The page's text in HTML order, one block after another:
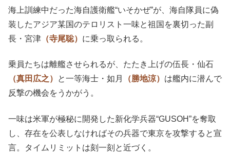
海上訓練中だった海自護衛艦“いそかぜ”が、海自隊員に偽
装したアジア某国のテロリスト一味と祖国を裏切った副
長・宮津 （寺尾聡） に乗っ取られる。
乗員たちは離艦させられるが、たたき上げの伍長・仙石
（真田広之）
と一等海士・如月 （勝地涼） は艦内に潜んで
反撃の機会をうかがう。
一味は米軍が極秘に開発した新化学兵器“GUSOH”を奪取
し、存在を公表しなければその兵器で東京を攻撃すると宣
言。タイムリミットは刻一刻と近づく。